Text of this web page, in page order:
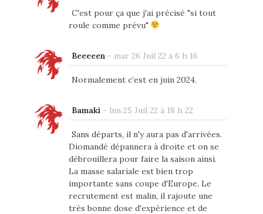
C'est pour ça que j'ai précisé "si tout
roule comme prévu"
Beeeeen - mar 26 Juil 22 à 6 h 16
Normalement c’est en juin 2024.
Bamaki - lun 25 Juil 22 à 18 h 22
Sans départs, il n'y aura pas d'arrivées.
Diomandé dépannera à droite et on se
débrouillera pour faire la saison ainsi.
La masse salariale est bien trop
importante sans coupe d'Europe. Le
recrutement est malin, il rajoute une
très bonne dose d'expérience et de